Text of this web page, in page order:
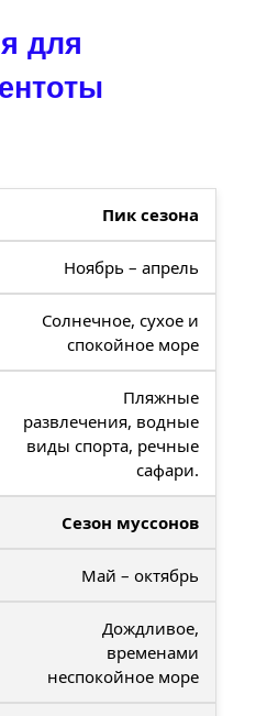
для
Пик сезона
Ноябрь – апрель
Солнечное, сухое и
спокойное море
Пляжные
развлечения, водные
виды спорта, речные
сафари.
Сезон муссонов
Май – октябрь
Дождливое,
временами
неспокойное море